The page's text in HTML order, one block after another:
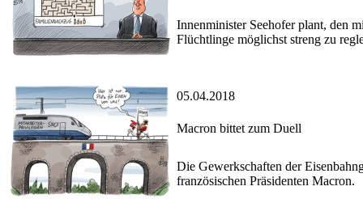
Innenminister Seehofer plant, den
Flüchtlinge möglichst streng zu
05.04.2018
Macron bittet zum Duell
Die Gewerkschaften der
französischen Präsidenten Macron.